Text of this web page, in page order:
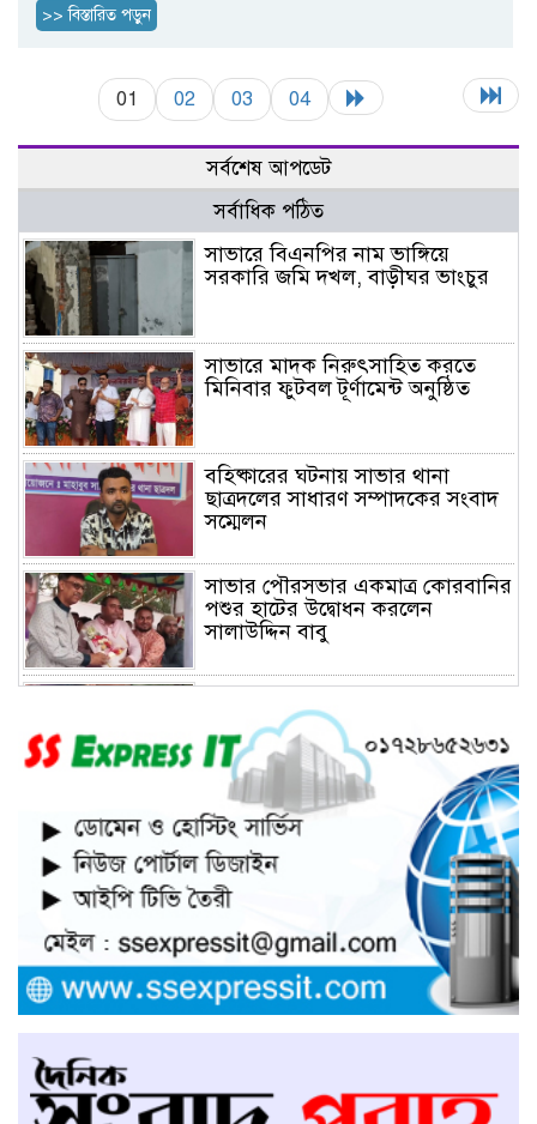
>> বিস্তারিত পড়ুন
01 02 03 04
সর্বশেষ আপডেট
সর্বাধিক পঠিত
সাভারে বিএনপির নাম ভাঙ্গিয়ে
সরকারি জমি দখল, বাড়ীঘর ভাংচুর
সাভারে মাদক নিরুৎসাহিত করতে
মিনিবার ফুটবল টূর্ণামেন্ট অনুষ্ঠিত
বহিষ্কারের ঘটনায় সাভার থানা
ছাত্রদলের সাধারণ সম্পাদকের সংবাদ
সম্মেলন
সাভার পৌরসভার একমাত্র কোরবানির
পশুর হাটের উদ্বোধন করলেন
সালাউদ্দিন বাবু
প্রতিষ্ঠানে হামলা চালিয়ে তালা ঝুলিয়ে
দিয়েছে সন্ত্রাসীরা
সাভারে নারী উদ্যোক্তার খামার ভাংচুর,
৫ লাখ টাকার ক্ষয়ক্ষতি
উভয়পক্ষের সমঝোতায় ধর্মঘট
প্রত্যাহার করায় সাভারের মুরগীর
বাজার স্বাভাবিক
আলমগীর হোসেন